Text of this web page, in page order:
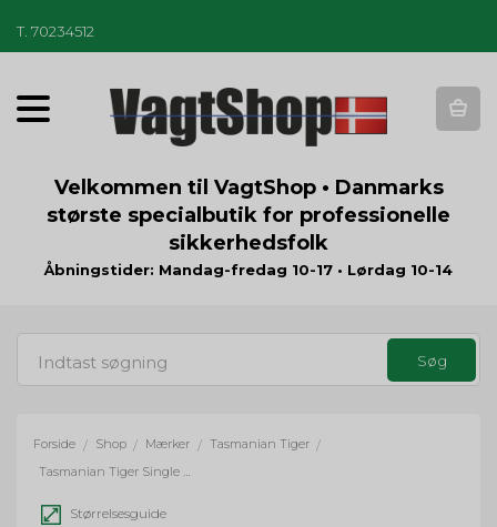
T 70234512
T
o
g
a
t
n
Velkommen til VagtShop • Danmarks
største specialbutik for professionelle
sikkerhedsfolk
Åbningstider: Mandag-fredag 10-17 • Lørdag 10-14
Forside / Shop / Mærker / Tasmanian Tiger /
Tasmanian Tiger Single Sling
Størrelsesguide